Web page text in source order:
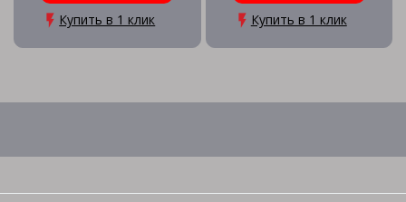
Купить в 1 клик Купить в 1 клик